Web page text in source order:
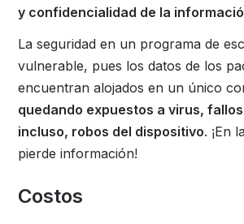
y confidencialidad de la
La seguridad en un programa de
vulnerable, pues los datos de los
encuentran alojados en un único
quedando expuestos a virus,
incluso, robos del dispositivo. ¡En
pierde información!
Costos